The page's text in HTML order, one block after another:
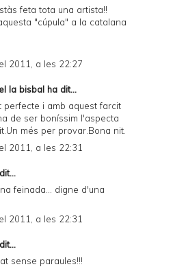
feta tota una artista!!
"cúpula" a la catalana
2011, a les 22:27
la bisbal ha dit...
perfecte i amb aquest farcit
de ser boníssim l'aspecta
més per provar.Bona nit.
2011, a les 22:31
feinada... digne d'una
2011, a les 22:31
sense paraules!!!